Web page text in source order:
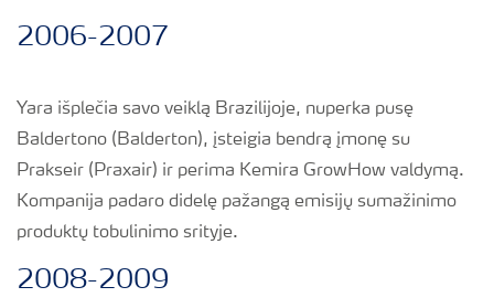
2006-2007
Yara išplečia savo veiklą Brazilijoje, nuperka pusę
Baldertono (Balderton), įsteigia bendrą įmonę su
Prakseir (Praxair) ir perima Kemira GrowHow valdymą.
Kompanija padaro didelę pažangą emisijų sumažinimo
produktų tobulinimo srityje.
2008-2009